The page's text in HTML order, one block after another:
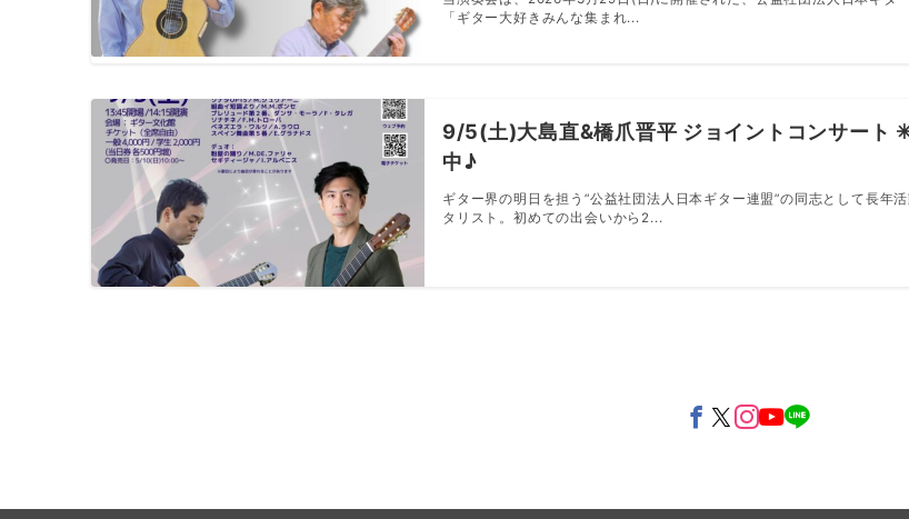
「ギター大好きみんな集まれ...
9/5(土)大島直&橋爪晋平 ジョイントコンサート
中♪
ギター界の明日を担う”公益社団法人日本ギター連盟”の同志として長年
タリスト。初めての出会いから2...